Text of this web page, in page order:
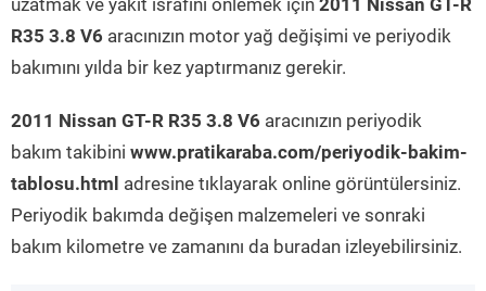
uzatmak ve yakıt israfını önlemek için 2011 Nissan GT-R
R35 3.8 V6 aracınızın motor yağ değişimi ve periyodik
bakımını yılda bir kez yaptırmanız gerekir.
2011 Nissan GT-R R35 3.8 V6 aracınızın periyodik
bakım takibini www.pratikaraba.com/periyodik-bakim-
tablosu.html adresine tıklayarak online görüntülersiniz.
Periyodik bakımda değişen malzemeleri ve sonraki
bakım kilometre ve zamanını da buradan izleyebilirsiniz.